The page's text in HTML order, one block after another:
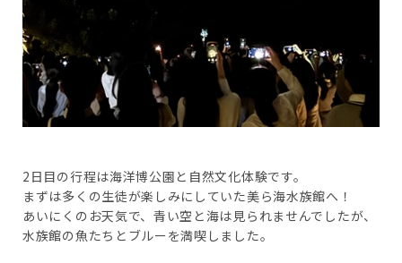
2日目の行程は海洋博公園と自然文化体験です。
まずは多くの生徒が楽しみにしていた美ら海水族館へ！
あいにくのお天気で、青い空と海は見られませんでしたが、
水族館の魚たちとブルーを満喫しました。